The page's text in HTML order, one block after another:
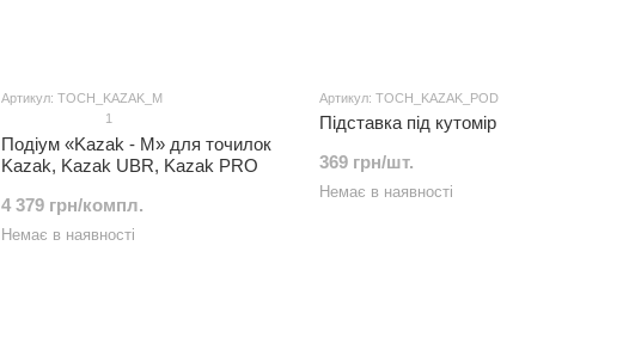
Артикул: TOCH_KAZAK_M
1
Подіум «Kazak - M» для точилок
Kazak, Kazak UBR, Kazak PRO
4 379 грн/компл.
Немає в наявності
Артикул: TOCH_KAZAK_POD
Підставка під кутомір
369 грн/шт.
Немає в наявності